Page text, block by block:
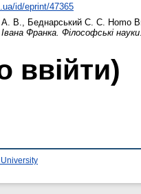
id/eprint/47365
В. Беднарський С. С. Homo
Франка. Філософські науки
ввійти)